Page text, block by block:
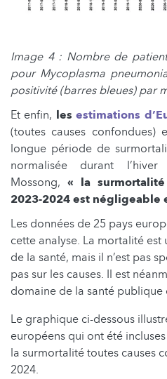
Image 4 : Nombre de
pour Mycoplasma
positivité (barres bleues) par
Et enfin, lesestimations
(toutes causes confondues)
longue période de
normalisée durant
Mossong, « la
2023-2024 est négligeable
Les données de 25 pays
cette analyse. La mortalité
de la santé, mais il n’est pas
pas sur les causes. Il est
domaine de la santé publique
Le graphique ci-dessous
européens qui ont été
la surmortalité toutes causes
2024.